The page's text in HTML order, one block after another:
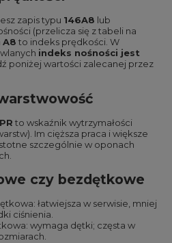
zapis typu 146A8 lub
(przelicza się z tabeli na
A8 to indeks prędkości. W
indeks nośności jest
poniżej wartości zalecanej przez
to wskaźnik wytrzymałości
Im cięższa praca i większe
szczególnie w oponach
czy bezdętkowe
łatwiejsza w serwisie, mniej
ciśnienia.
wymaga dętki; częsta w